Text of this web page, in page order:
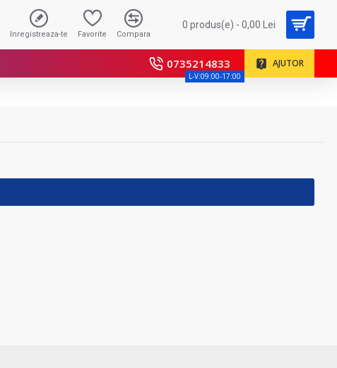
Inregistreaza-te Favorite Compara
0 produs(e) - 0,00 Lei
0735214833
L-V:09:00-17:00
AJUTOR